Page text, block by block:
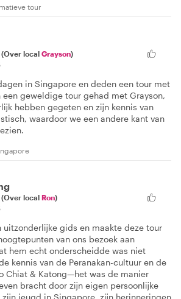
tour
(Over local Grayson)
in Singapore en deden een tour met
een geweldige tour gehad met Grayson,
hebben gegeten en zijn kennis van
waardoor we een andere kant van
(Over local Ron)
uitzonderlijke gids en maakte deze tour
van ons bezoek aan
hem echt onderscheidde was niet
kennis van de Peranakan-cultuur en de
Chiat & Katong—het was de manier
bracht door zijn eigen persoonlijke